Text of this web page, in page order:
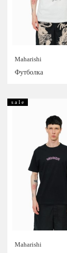
Maharishi
Футболка
s a l e
Maharishi